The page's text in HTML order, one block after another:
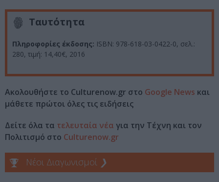
Ταυτότητα
Πληροφορίες έκδοσης: ISBN: 978-618-03-0422-0, σελ.:
280, τιμή: 14,40€, 2016
Ακολουθήστε το Culturenow.gr στο Google News και
μάθετε πρώτοι όλες τις ειδήσεις
Δείτε όλα τα τελευταία νέα για την Τέχνη και τον
Πολιτισμό στο Culturenow.gr
Νέοι Διαγωνισμοί ❯